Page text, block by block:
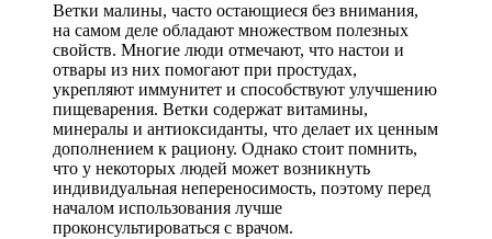
Ветки малины, часто остающиеся без внимания,
на самом деле обладают множеством полезных
свойств. Многие люди отмечают, что настои и
отвары из них помогают при простудах,
укрепляют иммунитет и способствуют улучшению
пищеварения. Ветки содержат витамины,
минералы и антиоксиданты, что делает их ценным
дополнением к рациону. Однако стоит помнить,
что у некоторых людей может возникнуть
индивидуальная непереносимость, поэтому перед
началом использования лучше
проконсультироваться с врачом.